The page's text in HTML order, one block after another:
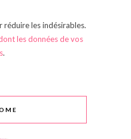
les indésirables.
les données de vos
.